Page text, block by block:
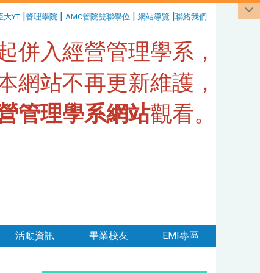
大YT |管理學院 | AMC管院雙聯學位 | 網站導覽 |聯絡我們
併入經營管理學系，
網站不再更新維護，
管理學系網站觀看。
活動資訊 畢業校友 EMI專區